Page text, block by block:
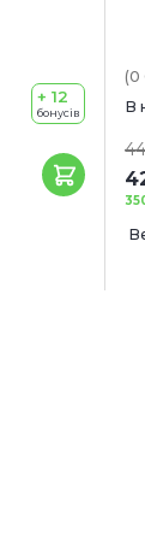
+ 12
бонусів
(0
В